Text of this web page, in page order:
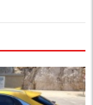
TOP STANJE !